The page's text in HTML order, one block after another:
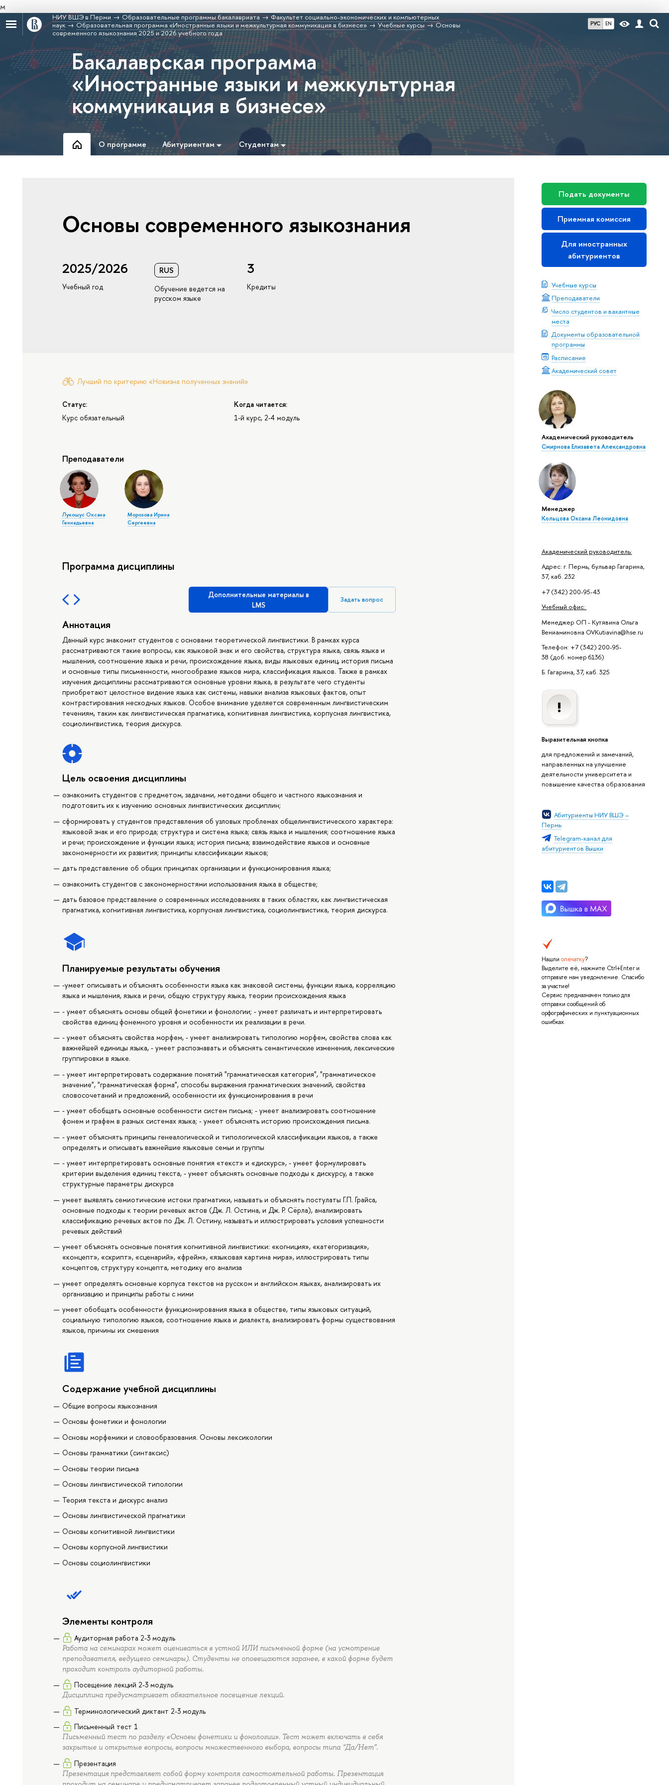
м
РУС EN
НИУ ВШЭ в Перми Образовательные программы бакалавриата
Факультет социально-экономических и компьютерных
наук
Образовательная программа «Иностранные языки и межкультурная коммуникация в бизнесе» Учебные курсы
Основы
современного языкознания 2025 и 2026 учебного года
Бакалаврская программа
«Иностранные языки и межкультурная
коммуникация в бизнесе»
О программе Абитуриентам Студентам
Подать документы
Приемная комиссия
Для иностранных
абитуриентов
Учебные курсы
Преподаватели
Число студентов и вакантные
места
Документы образовательной
программы
Расписание
Академический совет
Академический руководитель
Смирнова Елизавета Александровна
Менеджер
Кольцова Оксана Леонидовна
Академический руководитель:
Адрес: г. Пермь, бульвар Гагарина,
37, каб. 232
+7 (342) 200-95-43
Учебный офис:
Менеджер ОП - Кутявина Ольга
Вениаминовна OVKutiavina@hse.ru
Телефон: +7 (342) 200-95-
38 (доб. номер 6136)
Б. Гагарина, 37, каб. 325
Выразительная кнопка
для предложений и замечаний,
направленных на улучшение
деятельности университета и
повышение качества образования
Абитуриенты НИУ ВШЭ –
Пермь
Telegram-канал для
абитуриентов Вышки
Нашли опечатку?
Выделите её, нажмите Ctrl+Enter и
отправьте нам уведомление. Спасибо
за участие!
Сервис предназначен только для
отправки сообщений об
орфографических и пунктуационных
ошибках.
Основы современного языкознания
2025/2026
Учебный год
RUS
Обучение ведется на
русском языке
3
Кредиты
Лучший по критерию «Новизна полученных знаний»
Статус:
Курс обязательный
Когда читается:
1-й курс, 2-4 модуль
Преподаватели
Лукошус Оксана
Геннадьевна
Морозова Ирина
Сергеевна
Программа дисциплины
Дополнительные материалы в
LMS
Задать вопрос
Аннотация
Данный курс знакомит студентов с основами теоретической лингвистики. В рамках курса
рассматриваются такие вопросы, как языковой знак и его свойства, структура языка, связь языка и
мышления, соотношение языка и речи, происхождение языка, виды языковых единиц, история письма
и основные типы письменности, многообразие языков мира, классификация языков. Также в рамках
изучения дисциплины рассматриваются основные уровни языка, в результате чего студенты
приобретают целостное видение языка как системы, навыки анализа языковых фактов, опыт
контрастирования несходных языков. Особое внимание уделяется современным лингвистическим
течениям, таким как лингвистическая прагматика, когнитивная лингвистика, корпусная лингвистика,
социолингвистика, теория дискурса.
Цель освоения дисциплины
ознакомить студентов с предметом, задачами, методами общего и частного языкознания и
подготовить их к изучению основных лингвистических дисциплин;
сформировать у студентов представления об узловых проблемах общелингвистического характера:
языковой знак и его природа; структура и система языка; связь языка и мышления; соотношение языка
и речи; происхождение и функции языка; история письма; взаимодействие языков и основные
закономерности их развития; принципы классификации языков;
дать представление об общих принципах организации и функционирования языка;
ознакомить студентов с закономерностями использования языка в обществе;
дать базовое представление о современных исследованиях в таких областях, как лингвистическая
прагматика, когнитивная лингвистика, корпусная лингвистика, социолингвистика, теория дискурса.
Планируемые результаты обучения
-умеет описывать и объяснять особенности языка как знаковой системы, функции языка, корреляцию
языка и мышления, языка и речи, общую структуру языка, теории происхождения языка
- умеет объяснять основы общей фонетики и фонологии; - умеет различать и интерпретировать
свойства единиц фонемного уровня и особенности их реализации в речи.
- умеет объяснять свойства морфем, - умеет анализировать типологию морфем, свойства слова как
важнейшей единицы языка, - умеет распознавать и объяснять семантические изменения, лексические
группировки в языке.
- умеет интерпретировать содержание понятий "грамматическая категория", "грамматическое
значение", "грамматическая форма", способы выражения грамматических значений, свойства
словосочетаний и предложений, особенности их функционирования в речи
- умеет обобщать основные особенности систем письма; - умеет анализировать соотношение
фонем и графем в разных системах языка; - умеет объяснять историю происхождения письма.
- умеет объяснять принципы генеалогической и типологической классификации языков, а также
определять и описывать важнейшие языковые семьи и группы
- умеет интерпретировать основные понятия «текст» и «дискурс», - умеет формулировать
критерии выделения единиц текста, - умеет объяснять основные подходы к дискурсу, а также
структурные параметры дискурса
умеет выявлять семиотические истоки прагматики, называть и объяснять постулаты Г.П. Грайса,
основные подходы к теории речевых актов (Дж. Л. Остина, и Дж. Р. Сёрла), анализировать
классификацию речевых актов по Дж. Л. Остину, называть и иллюстрировать условия успешности
речевых действий
умеет объяснять основные понятия когнитивной лингвистики: «когниция», «категоризация»,
«концепт», «скрипт», «сценарий», «фрейм», «языковая картина мира», иллюстрировать типы
концептов, структуру концепта, методику его анализа
умеет определять основные корпуса текстов на русском и английском языках, анализировать их
организацию и принципы работы с ними
умеет обобщать особенности функционирования языка в обществе, типы языковых ситуаций,
социальную типологию языков, соотношение языка и диалекта, анализировать формы существования
языков, причины их смешения
Содержание учебной дисциплины
Общие вопросы языкознания
Основы фонетики и фонологии
Основы морфемики и словообразования. Основы лексикологии
Основы грамматики (синтаксис)
Основы теории письма
Основы лингвистической типологии
Теория текста и дискурс анализ
Основы лингвистической прагматики
Основы когнитивной лингвистики
Основы корпусной лингвистики
Основы социолингвистики
Элементы контроля
Аудиторная работа 2-3 модуль
Работа на семинарах может оцениваться в устной ИЛИ письменной форме (на усмотрение
преподавателя, ведущего семинары). Студенты не оповещаются заранее, в какой форме будет
проходит контроль аудиторной работы.
Посещение лекций 2-3 модуль
Дисциплина предусматривает обязательное посещение лекций.
Терминологический диктант 2-3 модуль
Письменный тест 1
Письменный тест по разделу «Основы фонетики и фонологии». Тест может включать в себя
закрытые и открытые вопросы, вопросы множественного выбора, вопросы типа “Да/Нет”.
Презентация
Презентация представляет собой форму контроля самостоятельной работы. Презентация